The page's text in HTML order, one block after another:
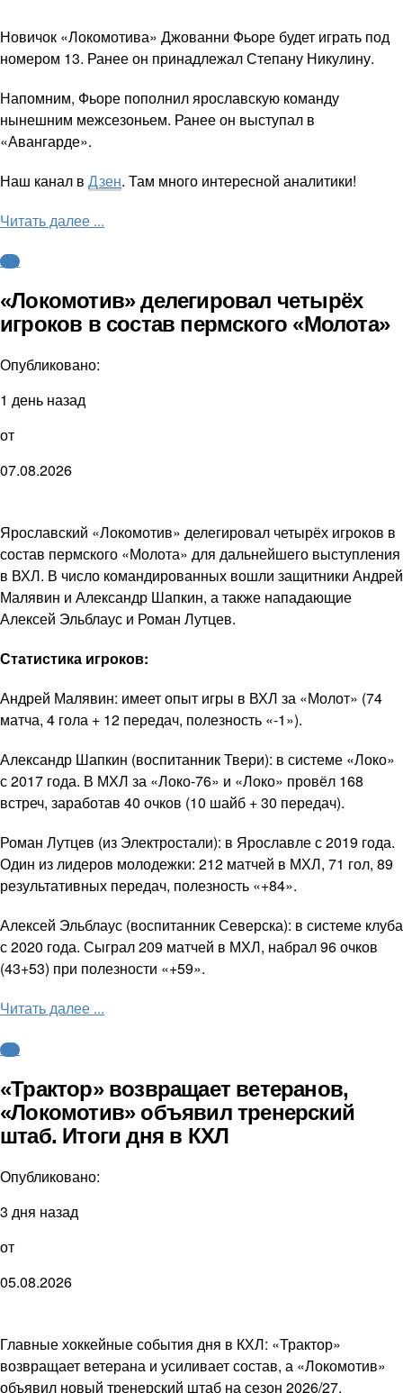
Новичок «Локомотива» Джованни Фьоре будет играть под
номером 13. Ранее он принадлежал Степану Никулину.
Напомним, Фьоре пополнил ярославскую команду
нынешним межсезоньем. Ранее он выступал в
«Авангарде».
Наш канал в Дзен. Там много интересной аналитики!
Читать далее ...
КХЛ
«Локомотив» делегировал четырёх
игроков в состав пермского «Молота»
Опубликовано:
1 день назад
от
07.08.2026
Ярославский «Локомотив» делегировал четырёх игроков в
состав пермского «Молота» для дальнейшего выступления
в ВХЛ. В число командированных вошли защитники Андрей
Малявин и Александр Шапкин, а также нападающие
Алексей Эльблаус и Роман Лутцев.
Статистика игроков:
Андрей Малявин: имеет опыт игры в ВХЛ за «Молот» (74
матча, 4 гола + 12 передач, полезность «-1»).
Александр Шапкин (воспитанник Твери): в системе «Локо»
с 2017 года. В МХЛ за «Локо-76» и «Локо» провёл 168
встреч, заработав 40 очков (10 шайб + 30 передач).
Роман Лутцев (из Электростали): в Ярославле с 2019 года.
Один из лидеров молодежки: 212 матчей в МХЛ, 71 гол, 89
результативных передач, полезность «+84».
Алексей Эльблаус (воспитанник Северска): в системе клуба
с 2020 года. Сыграл 209 матчей в МХЛ, набрал 96 очков
(43+53) при полезности «+59».
Читать далее ...
КХЛ
«Трактор» возвращает ветеранов,
«Локомотив» объявил тренерский
штаб. Итоги дня в КХЛ
Опубликовано:
3 дня назад
от
05.08.2026
Главные хоккейные события дня в КХЛ: «Трактор»
возвращает ветерана и усиливает состав, а «Локомотив»
объявил новый тренерский штаб на сезон 2026/27.